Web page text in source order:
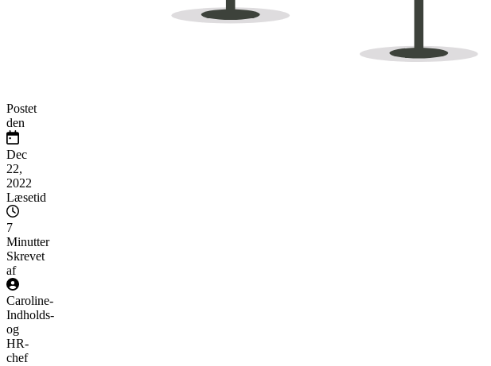
Postet
den
Dec
22,
2022
Læsetid
7
Minutter
Skrevet
af
Caroline-
Indholds-
og
HR-
chef